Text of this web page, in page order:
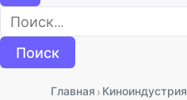
Найти:
Главная › Киноиндустрия